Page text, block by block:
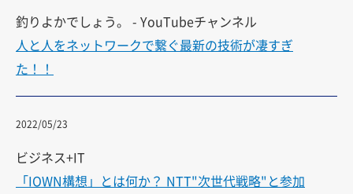
釣りよかでしょう。 - YouTubeチャンネル
人と人をネットワークで繋ぐ最新の技術が凄すぎ
た！！
2022/05/23
ビジネス+IT
「IOWN構想」とは何か？ NTT"次世代戦略"と参加